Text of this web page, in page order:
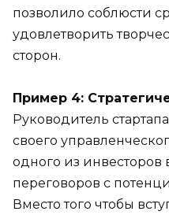
позволило соблюсти
удовлетворить
сторон.
Пример 4:
Руководитель
своего
одного из
переговоров с
Вместо того чтобы